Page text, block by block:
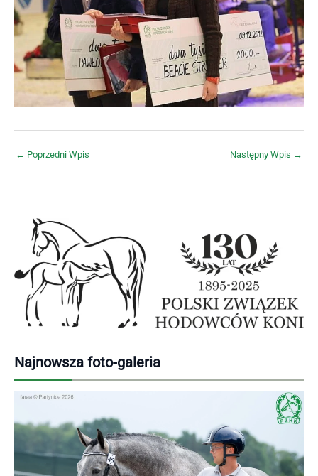
← Poprzedni Wpis Następny Wpis →
Najnowsza foto-galeria